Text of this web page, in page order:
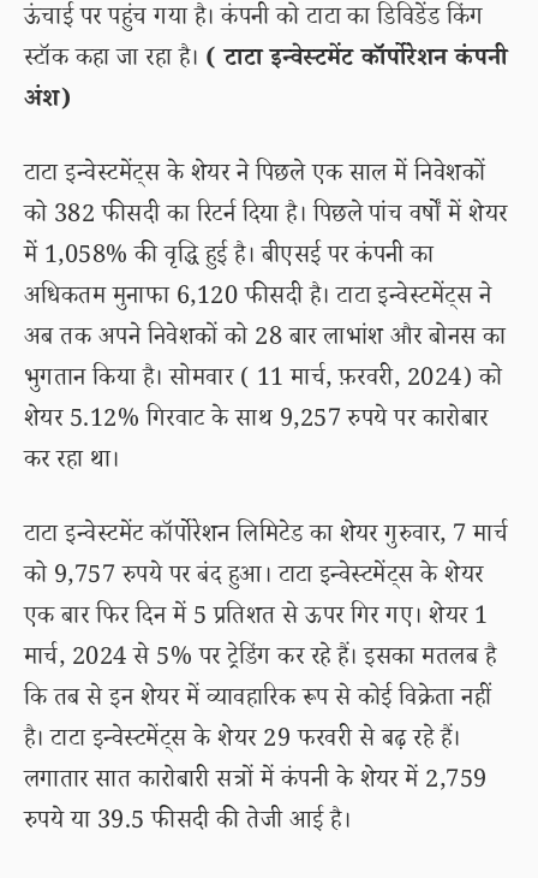
ऊंचाई पर पहुंच गया है। कंपनी को टाटा का डिविडेंड किंग
स्टॉक कहा जा रहा है। ( टाटा इन्वेस्टमेंट कॉर्पोरेशन कंपनी
अंश)
टाटा इन्वेस्टमेंट्स के शेयर ने पिछले एक साल में निवेशकों
को 382 फीसदी का रिटर्न दिया है। पिछले पांच वर्षों में शेयर
में 1,058% की वृद्धि हुई है। बीएसई पर कंपनी का
अधिकतम मुनाफा 6,120 फीसदी है। टाटा इन्वेस्टमेंट्स ने
अब तक अपने निवेशकों को 28 बार लाभांश और बोनस का
भुगतान किया है। सोमवार ( 11 मार्च, फ़रवरी, 2024) को
शेयर 5.12% गिरवाट के साथ 9,257 रुपये पर कारोबार
कर रहा था।
टाटा इन्वेस्टमेंट कॉर्पोरेशन लिमिटेड का शेयर गुरुवार, 7 मार्च
को 9,757 रुपये पर बंद हुआ। टाटा इन्वेस्टमेंट्स के शेयर
एक बार फिर दिन में 5 प्रतिशत से ऊपर गिर गए। शेयर 1
मार्च, 2024 से 5% पर ट्रेडिंग कर रहे हैं। इसका मतलब है
कि तब से इन शेयर में व्यावहारिक रूप से कोई विक्रेता नहीं
है। टाटा इन्वेस्टमेंट्स के शेयर 29 फरवरी से बढ़ रहे हैं।
लगातार सात कारोबारी सत्रों में कंपनी के शेयर में 2,759
रुपये या 39.5 फीसदी की तेजी आई है।